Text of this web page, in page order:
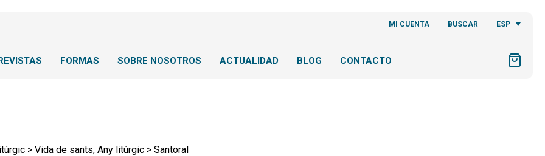
MI CUENTA BUSCAR ESP
FORMAS SOBRE NOSOTROS ACTUALIDAD BLOG CONTACTO
> Vida de sants, Any litúrgic > Santoral